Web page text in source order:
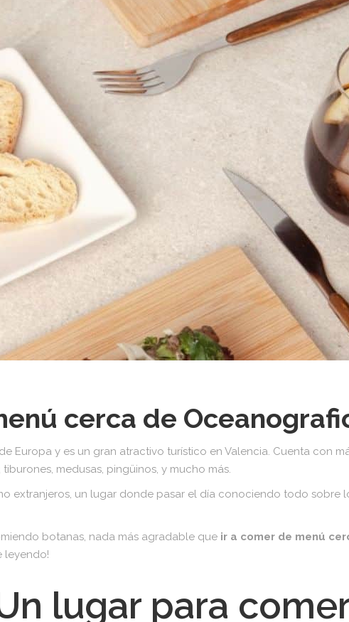
cerca de
Europa y es un gran atractivo turístico en Valencia. Cuenta con
medusas, pingüinos, y mucho más.
extranjeros, un lugar donde pasar el día conociendo todo sobre
botanas, nada más agradable que ir a comer de menú
leyendo!
lugar para